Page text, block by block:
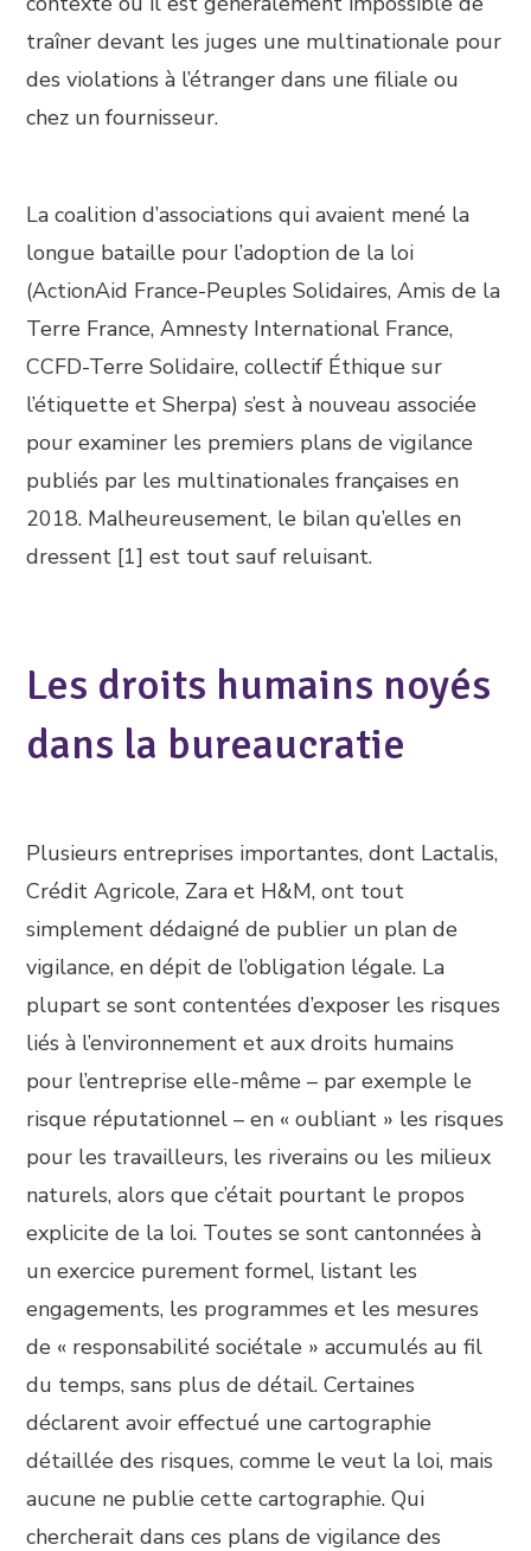
traîner devant les juges une multinationale pour
des violations à l’étranger dans une filiale ou
chez un fournisseur.
La coalition d’associations qui avaient mené la
longue bataille pour l’adoption de la loi
(ActionAid France-Peuples Solidaires, Amis de la
Terre France, Amnesty International France,
CCFD-Terre Solidaire, collectif Éthique sur
l’étiquette et Sherpa) s’est à nouveau associée
pour examiner les premiers plans de vigilance
publiés par les multinationales françaises en
2018. Malheureusement, le bilan qu’elles en
dressent [1] est tout sauf reluisant.
Les droits humains noyés
dans la bureaucratie
Plusieurs entreprises importantes, dont Lactalis,
Crédit Agricole, Zara et H&M, ont tout
simplement dédaigné de publier un plan de
vigilance, en dépit de l’obligation légale. La
plupart se sont contentées d’exposer les risques
liés à l’environnement et aux droits humains
pour l’entreprise elle-même – par exemple le
risque réputationnel – en « oubliant » les risques
pour les travailleurs, les riverains ou les milieux
naturels, alors que c’était pourtant le propos
explicite de la loi. Toutes se sont cantonnées à
un exercice purement formel, listant les
engagements, les programmes et les mesures
de « responsabilité sociétale » accumulés au fil
du temps, sans plus de détail. Certaines
déclarent avoir effectué une cartographie
détaillée des risques, comme le veut la loi, mais
aucune ne publie cette cartographie. Qui
chercherait dans ces plans de vigilance des